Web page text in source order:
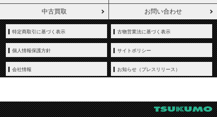
中古買取 お問い合わせ
特定商取引に基づく表示 古物営業法に基づく表示
個人情報保護方針 サイトポリシー
会社情報 お知らせ（プレスリリース）